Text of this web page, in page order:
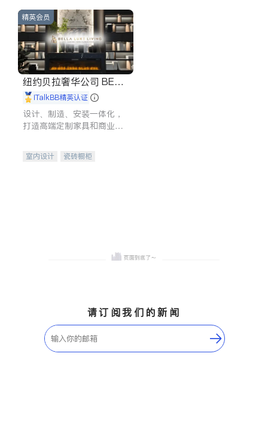
精英会员
纽约贝拉奢华公司 BELL
A LUXE
iTalkBB精英认证
设计、制造、安装一体化，
打造高端定制家具和商业空
室内设计
瓷砖橱柜
请订阅我们的新闻